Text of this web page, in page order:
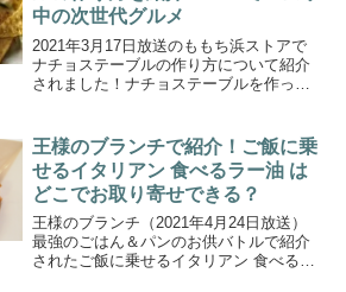
中の次世代グルメ
2021年3月17日放送のももち浜ストアで
ナチョステーブルの作り方について紹介
されました！ナチョステーブルを作って
王様のブランチで紹介！ご飯に乗
せるイタリアン 食べるラー油 は
どこでお取り寄せできる？
王様のブランチ（2021年4月24日放送）
最強のごはん＆パンのお供バトルで紹介
されたご飯に乗せるイタリアン 食べるラ